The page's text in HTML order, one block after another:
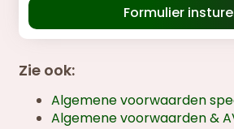
Formulier
Zie ook:
Algemene voorwaarden
Algemene voorwaarden &